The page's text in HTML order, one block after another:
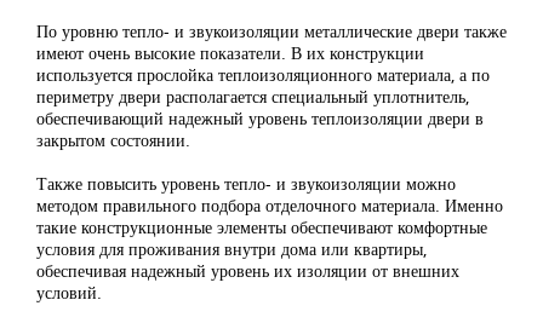
По уровню тепло- и звукоизоляции металлические двери также
имеют очень высокие показатели. В их конструкции
используется прослойка теплоизоляционного материала, а по
периметру двери располагается специальный уплотнитель,
обеспечивающий надежный уровень теплоизоляции двери в
закрытом состоянии.
Также повысить уровень тепло- и звукоизоляции можно
методом правильного подбора отделочного материала. Именно
такие конструкционные элементы обеспечивают комфортные
условия для проживания внутри дома или квартиры,
обеспечивая надежный уровень их изоляции от внешних
условий.